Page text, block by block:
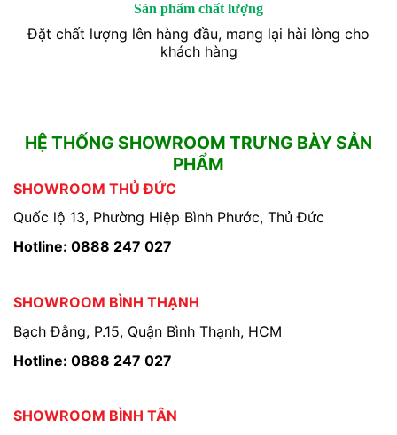
Sản phẩm chất lượng
Đặt chất lượng lên hàng đầu, mang lại hài lòng cho
khách hàng
HỆ THỐNG SHOWROOM TRƯNG BÀY SẢN
PHẨM
SHOWROOM THỦ ĐỨC
Quốc lộ 13, Phường Hiệp Bình Phước, Thủ Đức
Hotline: 0888 247 027
SHOWROOM BÌNH THẠNH
Bạch Đằng, P.15, Quận Bình Thạnh, HCM
Hotline: 0888 247 027
SHOWROOM BÌNH TÂN